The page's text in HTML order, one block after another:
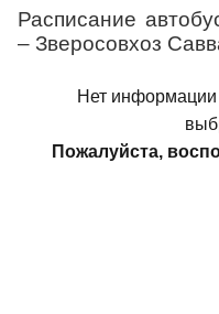
Расписание
– Зверосовхоз
Нет информации
Пожалуйста,